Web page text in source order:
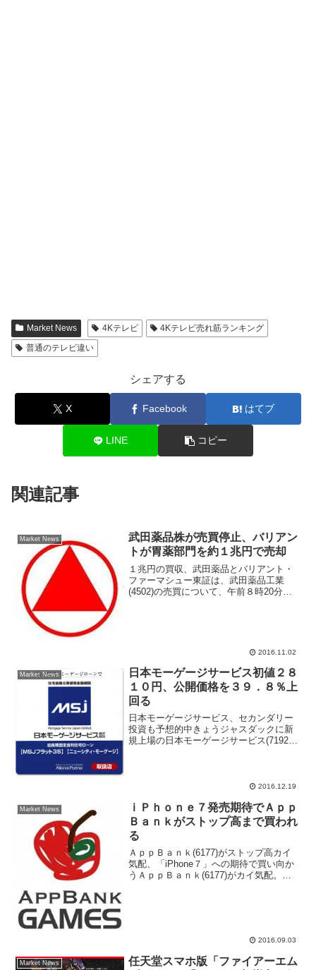
Market News 4Kテレビ
4Kテレビ売れ筋ランキング
普通のテレビ違い
シェアする
X Facebook はてブ
LINE コピー
関連記事
Market News
武田薬品株が売買停止、バリアン
トが胃薬部門を約１兆円で売却
１兆円の買収、武田薬品とバリアント・
ファーマシュー東証は、武田薬品工業
(4502)の売買について、午前８時20分か
2016.11.02
Market News
日本モーゲージサービス初値２８
１０円、公開価格を３９．８％上
回る
日本モーゲージサービス、セカンダリー
投資も予想的中きょうジャスダックに新
規上場の日本モーゲージサービス(7192)
2016.12.19
Market News
ｉＰｈｏｎｅ７発売期待でＡｐｐ
Ｂａｎｋがストップ高まで買われ
る
ＡｐｐＢａｎｋ(6177)がストップ高カイ
気配、「iPhone７」への期待で買い向か
うＡｐｐＢａｎｋ(6177)がカイ気配。前
2016.09.03
Market News
任天堂スマホ版「ファイアーエム